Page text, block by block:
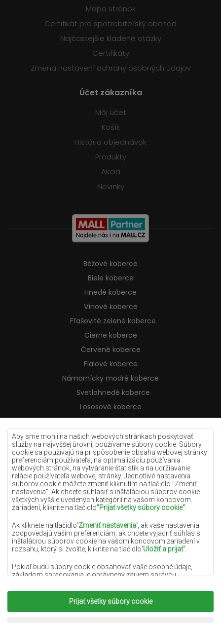
Aby sme mohli na našich webových stránkach poskytovať
služby na najvyššej úrovni, používame súbory cookie. Súbory
cookie sa používajú na prispôsobenie obsahu webovej stránky
preferenciám používateľa, na optimalizáciu používania
webových stránok, na vytváranie štatistík a na udržiavanie
relácie používateľa webovej stránky. Jednotlivé nastavenia
súborov cookie môžete zmeniť kliknutím na tlačidlo "Zmeniť
nastavenia". Ak chcete súhlasiť s inštaláciou súborov cookie
všetkých vyššie uvedených kategórií na vašom koncovom
zariadení, kliknite na tlačidlo"Prijať všetky súbory cookie"
Ak kliknete na tlačidlo'Zmeniť nastavenia' , ak vaše nastavenia
zodpovedajú vašim preferenciám, ak chcete vyjadriť súhlas s
inštaláciou súborov cookie na vašom koncovom zariadení v
rozsahu, ktorý si zvolíte, kliknite na tlačidlo'Uložiť a prijať'
Pokiaľ budú súbory cookie obsahovať vaše osobné údaje,
základom spracovania je oprávnený záujem správcu
podobe poskytovania vysokokvalitných služieb na našej
webovej stránke a marketingových aktivít správcu osobných
údajov a jeho dôveryhodných partnerov.
Prijať všetky súbory cookie
Mapa stránok
Certifikát pre spotrebiteľský obchod
Najčastejšie kladené otázky
Certifikáty
Zmena nastavení ochrany osobných údajov
Účet zákazníka
Môj účet
Košík
História objednávok
Produkty
Akcia
Novinky
Béžové koberce
Biele koberce
Hnedé koberce
Vínové koberce
Fľašovité zelené koberce
Čierne koberce
Červené koberce
Fialové koberce
Námornícky modré koberce
Svetlohnedé koberce
Lososové koberce
Krémové koberce
Lilac koberce
Žlté koberce
Mätové koberce
Modré koberce
Oranžové koberce
Ružové koberce
Šedé koberce
Terakotové koberce
Zelené koberce
Zlaté koberce
Copyright 2022Koberce Chemex.Všetky práva